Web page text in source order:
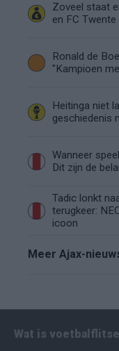
Zoveel staat
en FC Twente
Ronald de
"Kampioen
Heitinga niet
geschiedenis
Wanneer
Dit zijn de
Tadic lonkt
terugkeer:
icoon
Meer Ajax-
Wat is